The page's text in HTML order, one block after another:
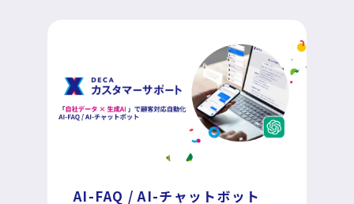
採用情報
AI-FAQ / AI-チャットボット